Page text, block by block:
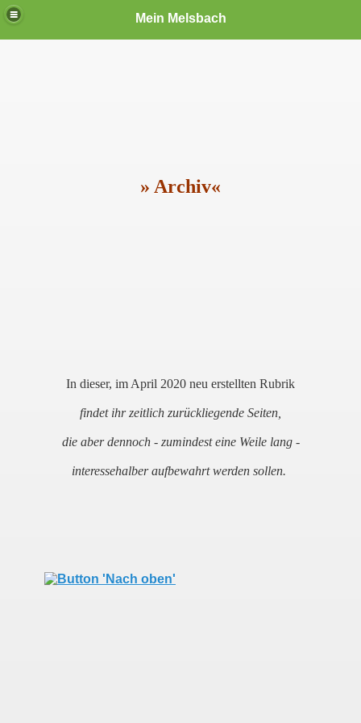
Mein Melsbach
» Archiv«
In dieser, im April 2020 neu erstellten Rubrik
findet ihr zeitlich zurückliegende Seiten,
die aber dennoch - zumindest eine Weile lang -
interessehalber aufbewahrt werden sollen.